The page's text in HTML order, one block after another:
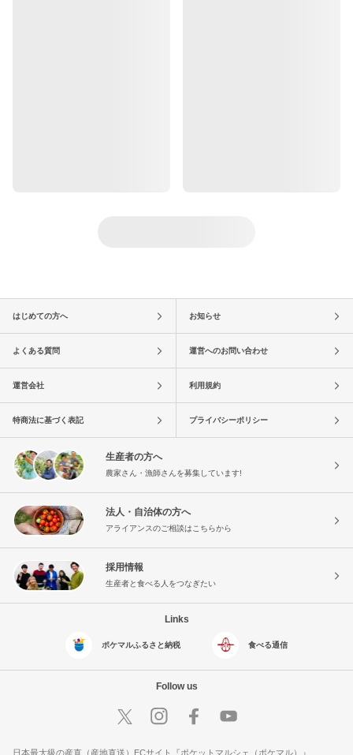
はじめての方へ お知らせ
よくある質問 運営へのお問い合わせ
運営会社 利用規約
特商法に基づく表記 プライバシーポリシー
生産者の方へ
農家さん・漁師さんを募集しています!
法人・自治体の方へ
アライアンスのご相談はこちらから
採用情報
生産者と食べる人をつなぎたい
Links
ポケマルふるさと納税 食べる通信
Follow us
日本最大級の産直（産地直送）ECサイト『ポケットマルシェ（ポケマル）』